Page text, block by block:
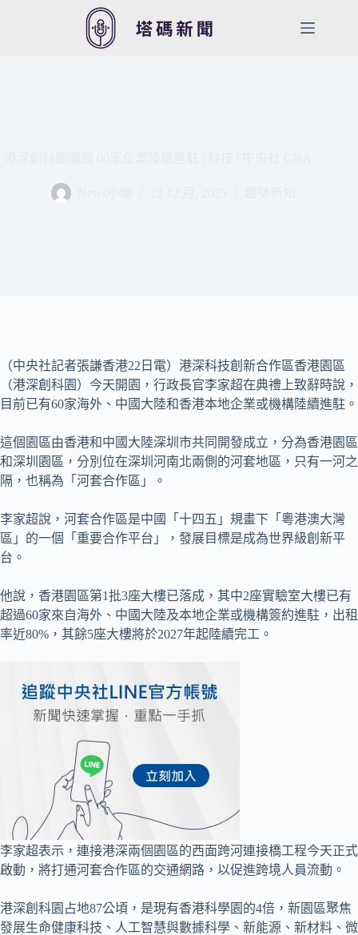
（中央社記者張謙香港22日電）港深科技創新合作區香港園區
（港深創科園）今天開園，行政長官李家超在典禮上致辭時說，
目前已有60家海外、中國大陸和香港本地企業或機構陸續進駐。
這個園區由香港和中國大陸深圳市共同開發成立，分為香港園區
和深圳園區，分別位在深圳河南北兩側的河套地區，只有一河之
隔，也稱為「河套合作區」。
李家超說，河套合作區是中國「十四五」規畫下「粵港澳大灣
區」的一個「重要合作平台」，發展目標是成為世界級創新平
台。
他說，香港園區第1批3座大樓已落成，其中2座實驗室大樓已有
超過60家來自海外、中國大陸及本地企業或機構簽約進駐，出租
率近80%，其餘5座大樓將於2027年起陸續完工。
李家超表示，連接港深兩個園區的西面跨河連接橋工程今天正式
啟動，將打通河套合作區的交通網路，以促進跨境人員流動。
港深創科園占地87公頃，是現有香港科學園的4倍，新園區聚焦
發展生命健康科技、人工智慧與數據科學、新能源、新材料、微